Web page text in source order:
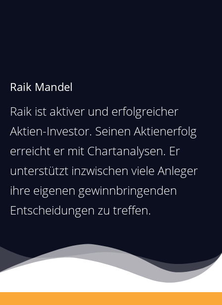
Raik Mandel
Raik ist aktiver und erfolgreicher
Aktien-Investor. Seinen Aktienerfolg
erreicht er mit Chartanalysen. Er
unterstützt inzwischen viele Anleger
ihre eigenen gewinnbringenden
Entscheidungen zu treffen.